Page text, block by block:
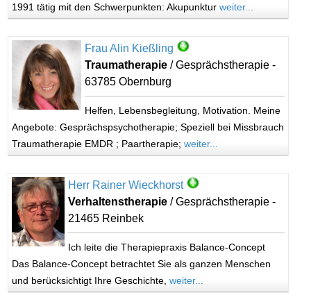
1991 tätig mit den Schwerpunkten: Akupunkturweiter...
Frau Alin Kießling
Traumatherapie / Gesprächstherapie -
63785 Obernburg
Helfen, Lebensbegleitung, Motivation. Meine
Angebote: Gesprächspsychotherapie; Speziell bei Missbrauch
Traumatherapie EMDR ; Paartherapie;weiter...
Herr Rainer Wieckhorst
Verhaltenstherapie/ Gesprächstherapie -
21465 Reinbek
Ich leite die Therapiepraxis Balance-Concept
Das Balance-Concept betrachtet Sie als ganzen Menschen
und berücksichtigt Ihre Geschichte,weiter...